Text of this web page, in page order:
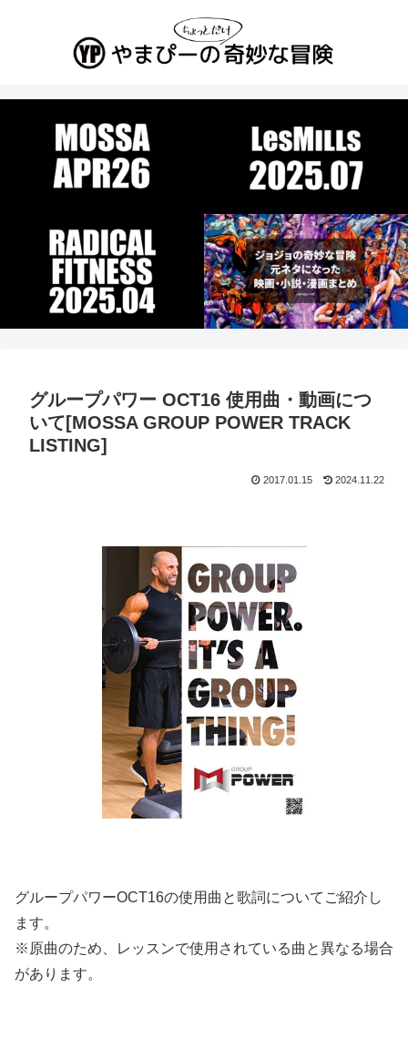
グループパワー OCT16 使用曲・動画につ
いて[MOSSA GROUP POWER TRACK
LISTING]
2017.01.15 2024.11.22
グループパワーOCT16の使用曲と歌詞についてご紹介し
ます。
※原曲のため、レッスンで使用されている曲と異なる場合
があります。